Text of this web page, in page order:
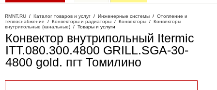
RMNT.RU / Каталог товаров и услуг / Инженерные системы / Отопление и
теплоснабжение / Конвекторы и радиаторы / Конвекторы / Конвекторы
внутрипольные (канальные) / Товары и услуги
Конвектор внутрипольный Itermic
ITT.080.300.4800 GRILL.SGA-30-
4800 gold. пгт Томилино